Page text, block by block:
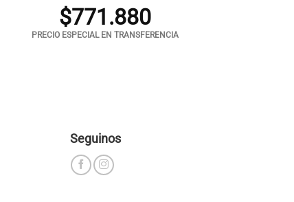
$771.880
PRECIO ESPECIAL EN TRANSFERENCIA
Seguinos